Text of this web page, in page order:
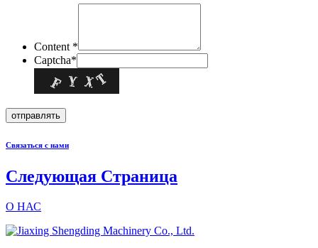
Content *
Captcha*
Связаться с нами
Следующая Страница
О НАС